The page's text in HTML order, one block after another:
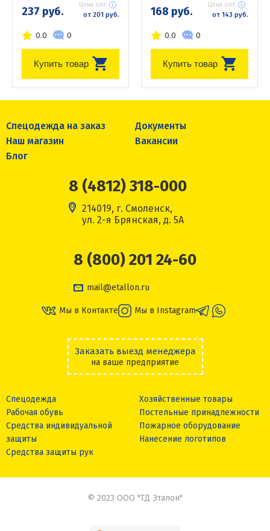
237 руб. Цена опт:
от 201 руб.
0.0 0
Купить товар
168 руб. Цена опт:
от 143 руб.
0.0 0
Купить товар
Спецодежда на заказ
Документы
Наш магазин
Вакансии
Блог
8 (4812) 318-000
214019, г. Смоленск,
ул. 2-я Брянская, д. 5А
8 (800) 201 24-60
mail@etallon.ru
Мы в Контакте Мы в Instagram
Заказать выезд менеджера
на ваше предприятие
Спецодежда
Рабочая обувь
Средства индивидуальной
защиты
Средства защиты рук
Хозяйственные товары
Постельные принадлежности
Пожарное оборудование
Нанесение логотипов
© 2023 ООО "ТД Эталон"